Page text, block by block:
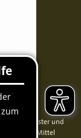
Priester und
die Mittel